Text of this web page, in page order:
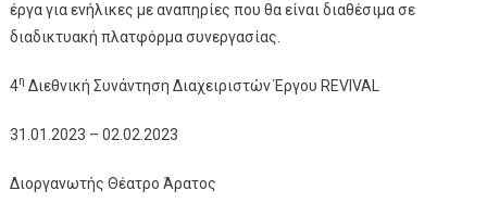
έργα για ενήλικες με αναπηρίες που θα είναι διαθέσιμα σε
διαδικτυακή πλατφόρμα συνεργασίας.
4η Διεθνική Συνάντηση Διαχειριστών Έργου REVIVAL
31.01.2023 – 02.02.2023
Διοργανωτής Θέατρο Άρατος